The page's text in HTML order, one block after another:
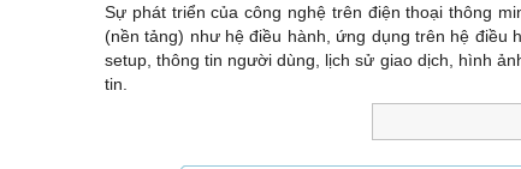
Sự phát triển của công nghệ trên điện thoại thông
(nền tảng) như hệ điều hành, ứng dụng trên hệ
setup, thông tin người dùng, lịch sử giao dịch, hình
tin.